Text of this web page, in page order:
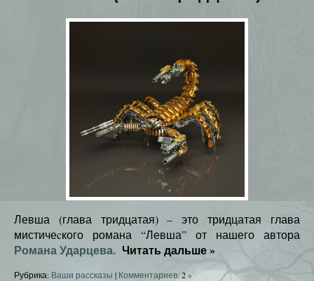
Левша (глава тридцатая) – это тридцатая глава
мистичеcкого романа “Левша” от нашего автора
Романа Ударцева. Читать дальше»
Рубрика: Ваши рассказы | Комментариев:2»